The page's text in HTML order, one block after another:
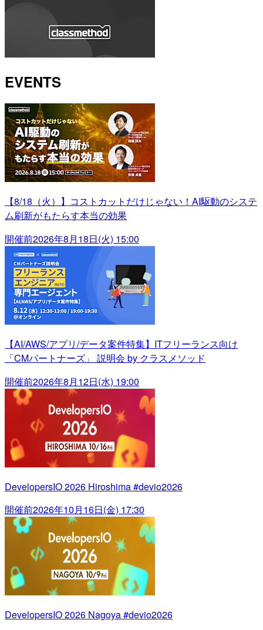
EVENTS
【8/18（火）】コストカットだけじゃない！AI駆動のシステ
ム刷新がもたらす本当の効果
開催前2026年8月18日(火) 15:00
【AI/AWS/アプリ/データ案件特集】ITフリーランス向け
「CMパートナーズ」 説明会 by クラスメソッド
開催前2026年8月12日(水) 19:00
DevelopersIO 2026 Hiroshima #devio2026
開催前2026年10月16日(金) 17:30
DevelopersIO 2026 Nagoya #devio2026